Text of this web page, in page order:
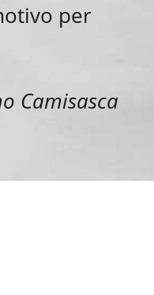
per
Camisasca